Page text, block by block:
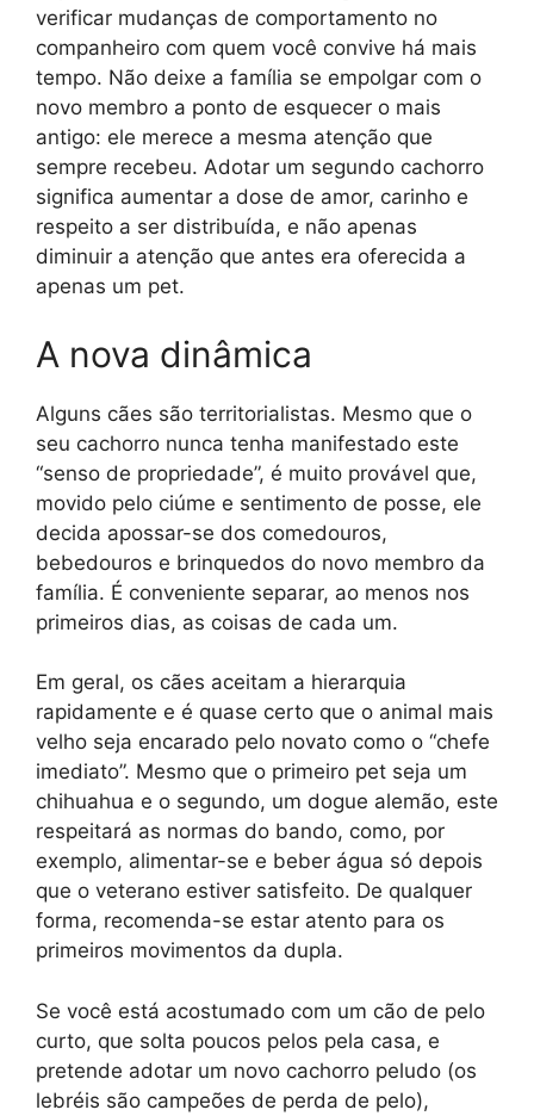
verificar mudanças de comportamento no
companheiro com quem você convive há mais
tempo. Não deixe a família se empolgar com o
novo membro a ponto de esquecer o mais
antigo: ele merece a mesma atenção que
sempre recebeu. Adotar um segundo cachorro
significa aumentar a dose de amor, carinho e
respeito a ser distribuída, e não apenas
diminuir a atenção que antes era oferecida a
apenas um pet.
A nova dinâmica
Alguns cães são territorialistas. Mesmo que o
seu cachorro nunca tenha manifestado este
“senso de propriedade”, é muito provável que,
movido pelo ciúme e sentimento de posse, ele
decida apossar-se dos comedouros,
bebedouros e brinquedos do novo membro da
família. É conveniente separar, ao menos nos
primeiros dias, as coisas de cada um.
Em geral, os cães aceitam a hierarquia
rapidamente e é quase certo que o animal mais
velho seja encarado pelo novato como o “chefe
imediato”. Mesmo que o primeiro pet seja um
chihuahua e o segundo, um dogue alemão, este
respeitará as normas do bando, como, por
exemplo, alimentar-se e beber água só depois
que o veterano estiver satisfeito. De qualquer
forma, recomenda-se estar atento para os
primeiros movimentos da dupla.
Se você está acostumado com um cão de pelo
curto, que solta poucos pelos pela casa, e
pretende adotar um novo cachorro peludo (os
lebréis são campeões de perda de pelo),